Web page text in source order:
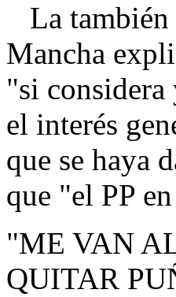
La también
Mancha
"si considera
el interés
que se haya
que "el PP
"ME VAN
QUITAR